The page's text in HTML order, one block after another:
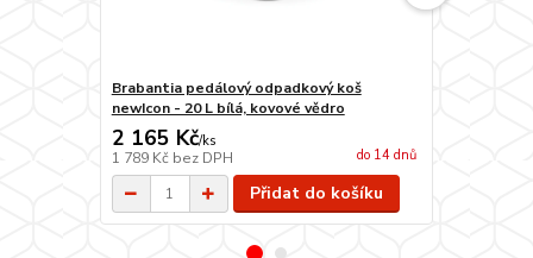
Brabantia pedálový odpadkový koš
newIcon - 20 L bílá, kovové vědro
2 165 Kč/ks
1 789 Kč bez DPH do 14 dnů
Přidat do košíku